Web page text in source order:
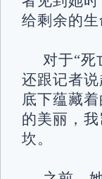
给剩余的生
对于“死
还跟记者
底下蕴藏
的美丽，
坎。